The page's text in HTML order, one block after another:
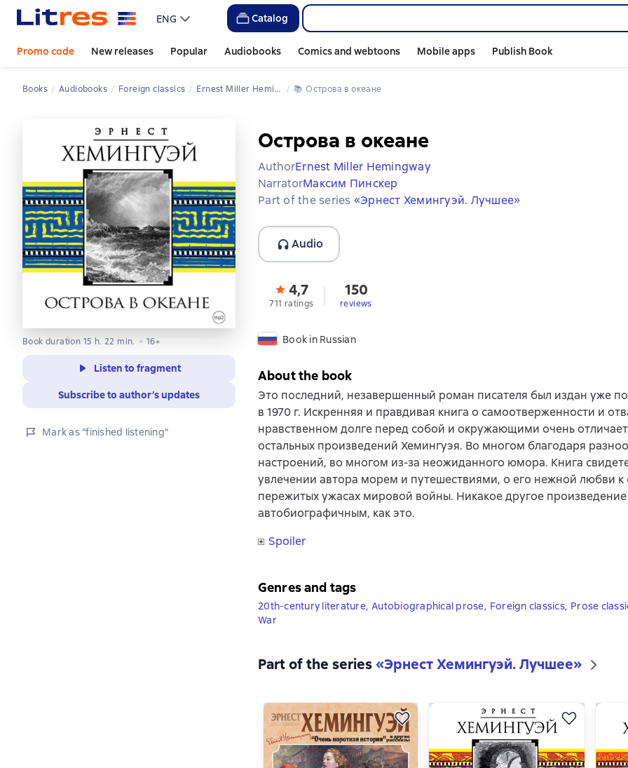
ENG Catalog
Promo code New releases Popular Audiobooks Comics and webtoons Mobile apps Publish Book
Books Audiobooks Foreign classics Ernest Miller Hemingway 📚 Острова в океане
Book duration 15 h. 22 min. 16+
Listen to fragment
Subscribe to author’s updates
Mark as "finished listening"
Острова в океане
AuthorErnest Miller Hemingway
NarratorМаксим Пинскер
Part of the series «Эрнест Хемингуэй. Лучшее»
Audio
4,7
711 ratings
150
reviews
Book in Russian
About the book
Это последний, незавершенный роман писателя был издан уже
в 1970 г. Искренняя и правдивая книга о самоотверженности и
нравственном долге перед собой и окружающими очень
остальных произведений Хемингуэя. Во многом благодаря
настроений, во многом из-за неожиданного юмора. Книга
увлечении автора морем и путешествиями, о его нежной любви к
пережитых ужасах мировой войны. Никакое другое
автобиографичным, как это.
Spoiler
Genres and tags
20th-century literature, Autobiographical prose, Foreign classics, Prose
War
Part of the series«Эрнест Хемингуэй. Лучшее»